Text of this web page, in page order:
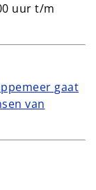
uur t/m
gaat
van